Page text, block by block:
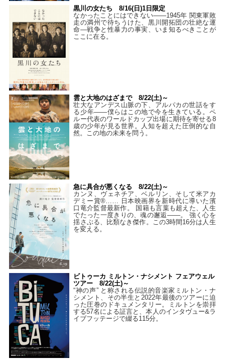
黒川の女たち 8/16(日)1日限定
なかったことにはできない——1945年 関東軍敗
走の満州で待ちうけた、黒川開拓団の壮絶な運
命―戦争と性暴力の事実、いま知るべきことが
ここに在る。
雲と大地のはざまで 8/22(土)～
壮大なアンデス山脈の下、アルパカの世話をす
る少年――僕らはこの地で今を生きている。ペ
ルー代表のワールドカップ出場に期待を寄せる8
歳の少年が見る世界。人知を超えた圧倒的な自
然。この地の未来を問う。
急に具合が悪くなる 8/22(土)～
カンヌ、ヴェネチア、ベルリン、そして米アカ
デミー賞®…… 日本映画界を新時代に導いた濱
口竜介監督最新作。 国籍も言葉も超えた、人生
でたった一度きりの、魂の邂逅――。 強く心を
揺さぶる、比類なき傑作。この3時間16分は人生
を変える。
ビトゥーカ ミルトン・ナシメント フェアウェル
ツアー 8/22(土)～
“神の声” と称される伝説的音楽家ミルトン・ナ
シメント、その半生と2022年最後のツアーに迫
った圧巻のドキュメンタリー。ミルトンを崇拝
する57名による証言と、本人のインタヴュー&ラ
イブフッテージで綴る115分。